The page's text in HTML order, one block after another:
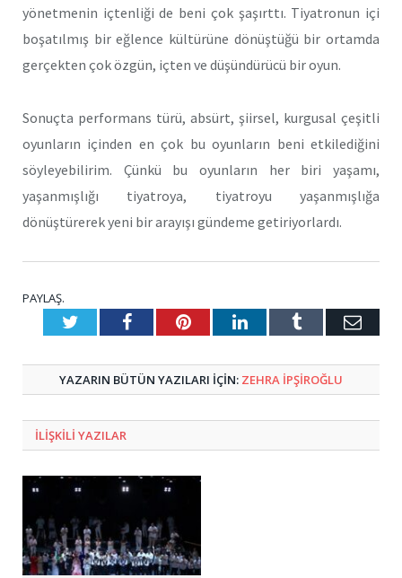
yönetmenin içtenliği de beni çok şaşırttı. Tiyatronun içi
boşatılmış bir eğlence kültürüne dönüştüğü bir ortamda
gerçekten çok özgün, içten ve düşündürücü bir oyun.
Sonuçta performans türü, absürt, şiirsel, kurgusal çeşitli
oyunların içinden en çok bu oyunların beni etkilediğini
söyleyebilirim. Çünkü bu oyunların her biri yaşamı,
yaşanmışlığı tiyatroya, tiyatroyu yaşanmışlığa
dönüştürerek yeni bir arayışı gündeme getiriyorlardı.
PAYLAŞ.
TwitterFacebookPinterestLinkedInTumblr E-
YAZARIN BÜTÜN YAZILARI IÇIN: ZEHRA İPŞIROĞLU
ILIŞKILI YAZILAR